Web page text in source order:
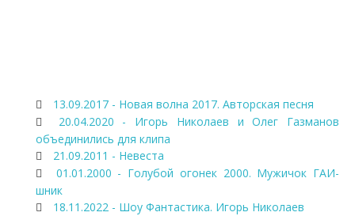
13.09.2017 - Новая волна 2017. Авторская песня
20.04.2020 - Игорь Николаев и Олег Газманов
объединились для клипа
21.09.2011 - Невеста
01.01.2000 - Голубой огонек 2000. Мужичок ГАИ-
шник
18.11.2022 - Шоу Фантастика. Игорь Николаев